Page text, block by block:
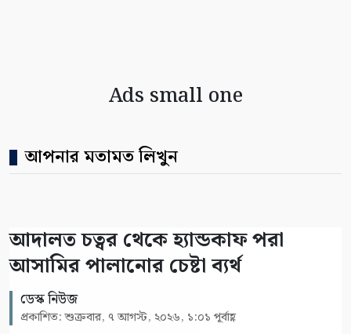
Ads small one
আপনার মতামত লিখুন
আদালত চত্বর থেকে হ্যান্ডকাফ পরা
আসামির পালানোর চেষ্টা ব্যর্থ
ডেস্ক নিউজ
প্রকাশিত: শুক্রবার, ৭ আগস্ট, ২০২৬, ১:০১ পূর্বাহ্ণ